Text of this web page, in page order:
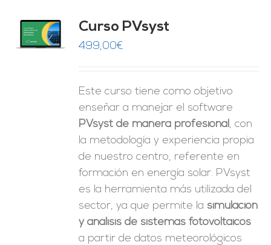
Curso PVsyst
499,00€
Este curso tiene como objetivo
enseñar a manejar el software
PVsyst de manera profesional, con
la metodología y experiencia propia
de nuestro centro, referente en
formación en energía solar. PVsyst
es la herramienta más utilizada del
sector, ya que permite la simulación
y análisis de sistemas fotovoltaicos
a partir de datos meteorológicos